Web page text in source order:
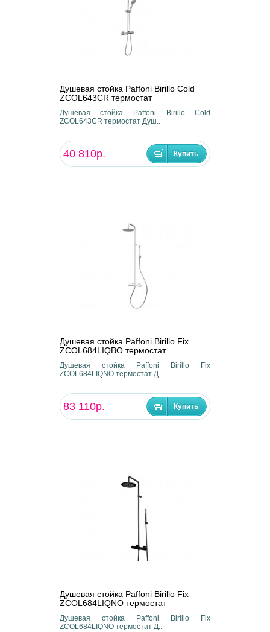
Душевая стойка Paffoni Birillo Cold
ZCOL643CR термостат
Душевая стойка Paffoni Birillo Cold
ZCOL643CR термостат Душ..
40 810р.
Душевая стойка Paffoni Birillo Fix
ZCOL684LIQBO термостат
Душевая стойка Paffoni Birillo Fix
ZCOL684LIQNO термостат Д..
83 110р.
Душевая стойка Paffoni Birillo Fix
ZCOL684LIQNO термостат
Душевая стойка Paffoni Birillo Fix
ZCOL684LIQNO термостат Д..